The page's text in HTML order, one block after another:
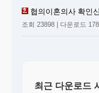
협의이혼의사 확인
조회 23898 | 다운로드
최근 다운로드